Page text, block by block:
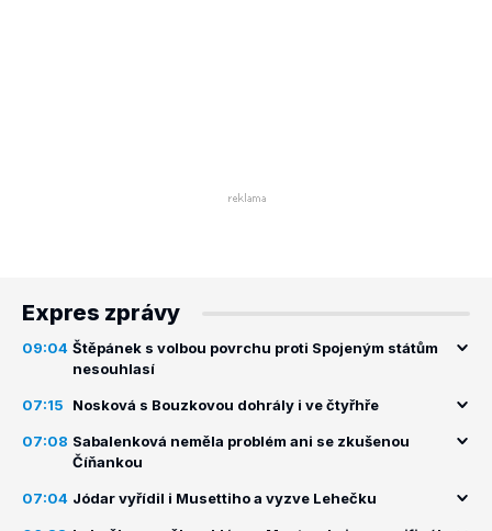
Expres zprávy
09:04 Štěpánek s volbou povrchu proti Spojeným státům
nesouhlasí
07:15 Nosková s Bouzkovou dohrály i ve čtyřhře
07:08 Sabalenková neměla problém ani se zkušenou
Číňankou
07:04 Jódar vyřídil i Musettiho a vyzve Lehečku